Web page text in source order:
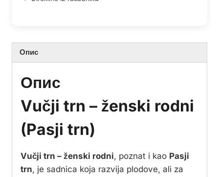
Опис
Опис
Vučji trn – ženski rodni
(Pasji trn)
Vučji trn – ženski rodni, poznat i kao Pasji
trn, je sadnica koja razvija plodove, ali za